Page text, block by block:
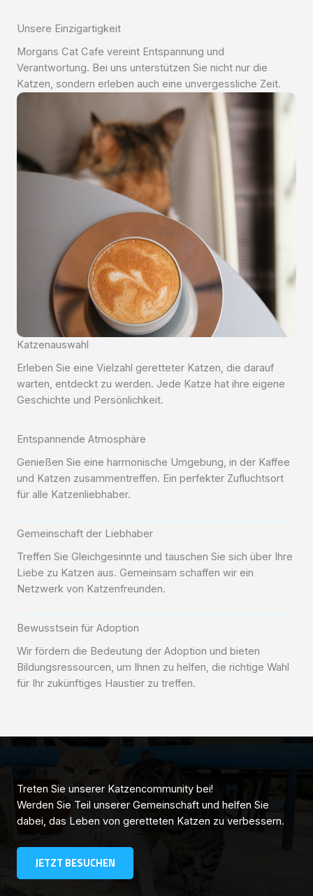
Unsere Einzigartigkeit
Morgans Cat Cafe vereint Entspannung und
Verantwortung. Bei uns unterstützen Sie nicht nur die
Katzen, sondern erleben auch eine unvergessliche Zeit.
Katzenauswahl
Erleben Sie eine Vielzahl geretteter Katzen, die darauf
warten, entdeckt zu werden. Jede Katze hat ihre eigene
Geschichte und Persönlichkeit.
Entspannende Atmosphäre
Genießen Sie eine harmonische Umgebung, in der Kaffee
und Katzen zusammentreffen. Ein perfekter Zufluchtsort
für alle Katzenliebhaber.
Gemeinschaft der Liebhaber
Treffen Sie Gleichgesinnte und tauschen Sie sich über Ihre
Liebe zu Katzen aus. Gemeinsam schaffen wir ein
Netzwerk von Katzenfreunden.
Bewusstsein für Adoption
Wir fördern die Bedeutung der Adoption und bieten
Bildungsressourcen, um Ihnen zu helfen, die richtige Wahl
für Ihr zukünftiges Haustier zu treffen.
Treten Sie unserer Katzencommunity bei!
Werden Sie Teil unserer Gemeinschaft und helfen Sie
dabei, das Leben von geretteten Katzen zu verbessern.
JETZT BESUCHEN